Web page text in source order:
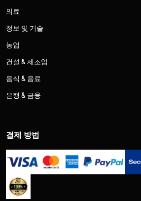
의료
정보 및 기술
농업
건설 & 제조업
음식 & 음료
은행 & 금융
결제 방법